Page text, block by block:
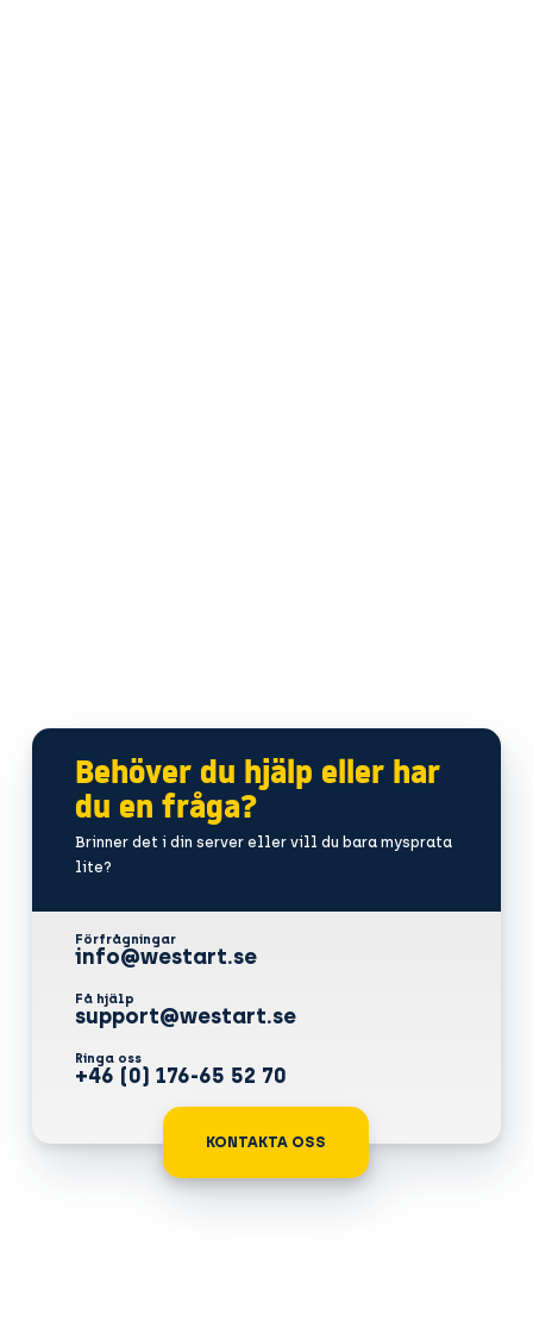
Behöver du hjälp eller har
du en fråga?
Brinner det i din server eller vill du bara mysprata
lite?
Förfrågningar
info@westart.se
Få hjälp
support@westart.se
Ringa oss
+46 (0) 176-65 52 70
KONTAKTA OSS